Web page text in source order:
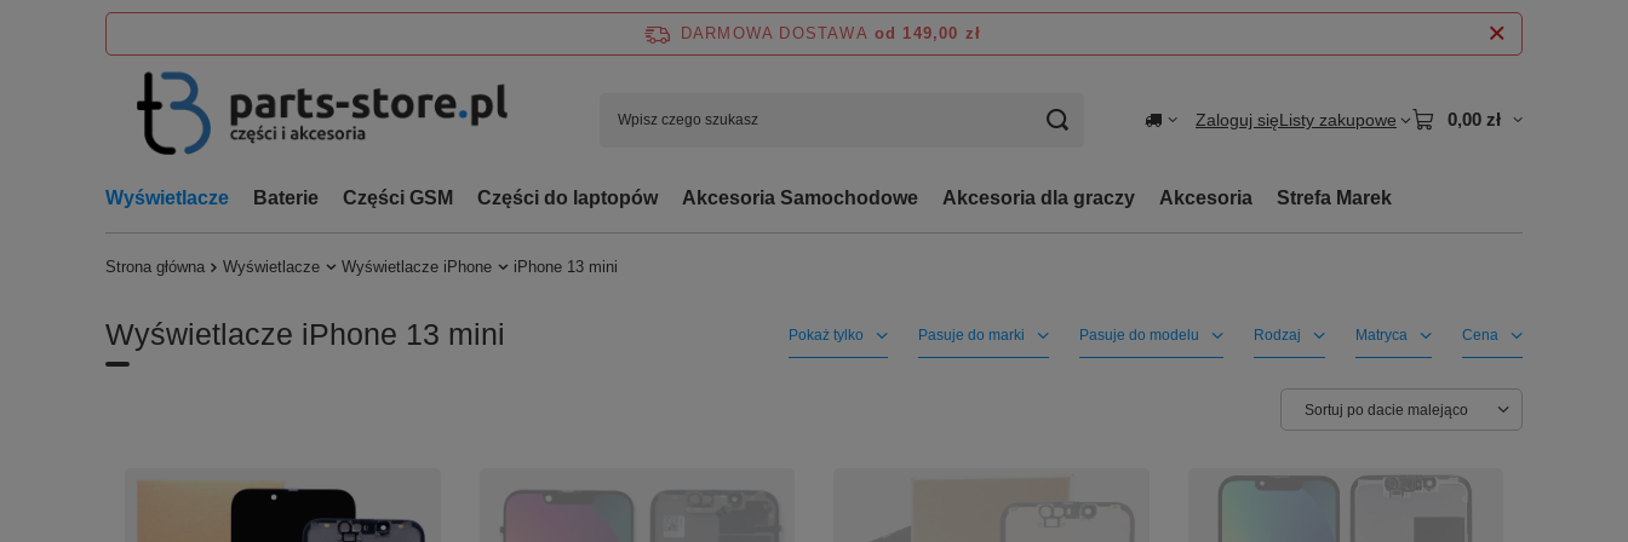
DARMOWA DOSTAWA od 149,00 zł
Zaloguj sięListy zakupowe 0,00 zł
Wyświetlacze Baterie Części GSM Części do laptopów Akcesoria Samochodowe Akcesoria dla graczy Akcesoria Strefa Marek
Strona główna Wyświetlacze Wyświetlacze iPhone iPhone 13 mini
Wyświetlacze iPhone 13 mini Pokaż tylko Pasuje do marki Pasuje do modelu Rodzaj Matryca Cena
Zmień sortowanie
Sortuj po dacie malejąco